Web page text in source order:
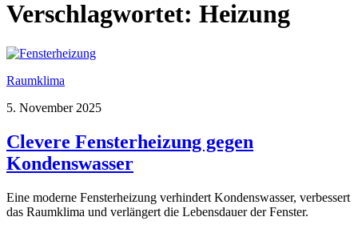
Verschlagwortet: Heizung
Raumklima
5. November 2025
Clevere Fensterheizung gegen
Kondenswasser
Eine moderne Fensterheizung verhindert Kondenswasser, verbessert
das Raumklima und verlängert die Lebensdauer der Fenster.